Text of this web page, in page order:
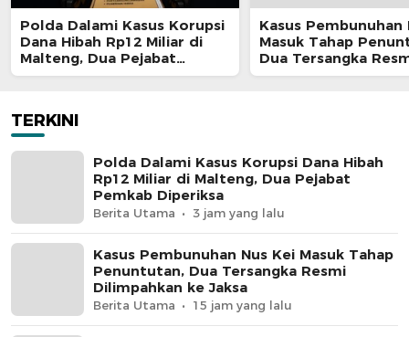
Polda Dalami Kasus Korupsi
Dana Hibah Rp12 Miliar di
Malteng, Dua Pejabat
Pemkab Diperiksa
Kasus Pembunuhan
Masuk Tahap
Dua Tersangka
Dilimpahkan ke
TERKINI
Polda Dalami Kasus Korupsi Dana Hibah
Rp12 Miliar di Malteng, Dua Pejabat
Pemkab Diperiksa
Berita Utama 3 jam yang lalu
Kasus Pembunuhan Nus Kei Masuk Tahap
Penuntutan, Dua Tersangka Resmi
Dilimpahkan ke Jaksa
Berita Utama 15 jam yang lalu